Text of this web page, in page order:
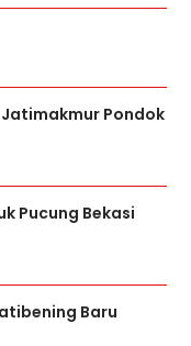
Pondok
Pucung Bekasi
Baru